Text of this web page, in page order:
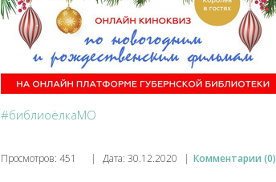
#библиоёлкаМО
Просмотров: 451 | Дата: 30.12.2020 | Комментарии (0)